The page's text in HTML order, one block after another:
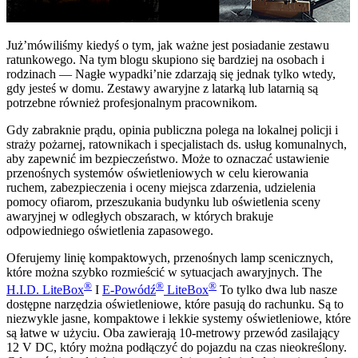
Już’mówiliśmy kiedyś o tym, jak ważne jest posiadanie zestawu
ratunkowego. Na tym blogu skupiono się bardziej na osobach i
rodzinach — Nagłe wypadki’nie zdarzają się jednak tylko wtedy,
gdy jesteś w domu. Zestawy awaryjne z latarką lub latarnią są
potrzebne również profesjonalnym pracownikom.
Gdy zabraknie prądu, opinia publiczna polega na lokalnej policji i
straży pożarnej, ratownikach i specjalistach ds. usług komunalnych,
aby zapewnić im bezpieczeństwo. Może to oznaczać ustawienie
przenośnych systemów oświetleniowych w celu kierowania
ruchem, zabezpieczenia i oceny miejsca zdarzenia, udzielenia
pomocy ofiarom, przeszukania budynku lub oświetlenia sceny
awaryjnej w odległych obszarach, w których brakuje
odpowiedniego oświetlenia zapasowego.
Oferujemy linię kompaktowych, przenośnych lamp scenicznych,
które można szybko rozmieścić w sytuacjach awaryjnych. The
H.I.D. LiteBox® I E-Powódź® LiteBox® To tylko dwa lub nasze
dostępne narzędzia oświetleniowe, które pasują do rachunku. Są to
niezwykle jasne, kompaktowe i lekkie systemy oświetleniowe, które
są łatwe w użyciu. Oba zawierają 10-metrowy przewód zasilający
12 V DC, który można podłączyć do pojazdu na czas nieokreślony.